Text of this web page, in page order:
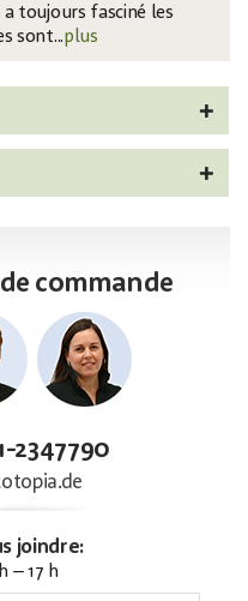
a toujours fasciné les
sont...plus
commande
2347790
joindre:
– 17 h